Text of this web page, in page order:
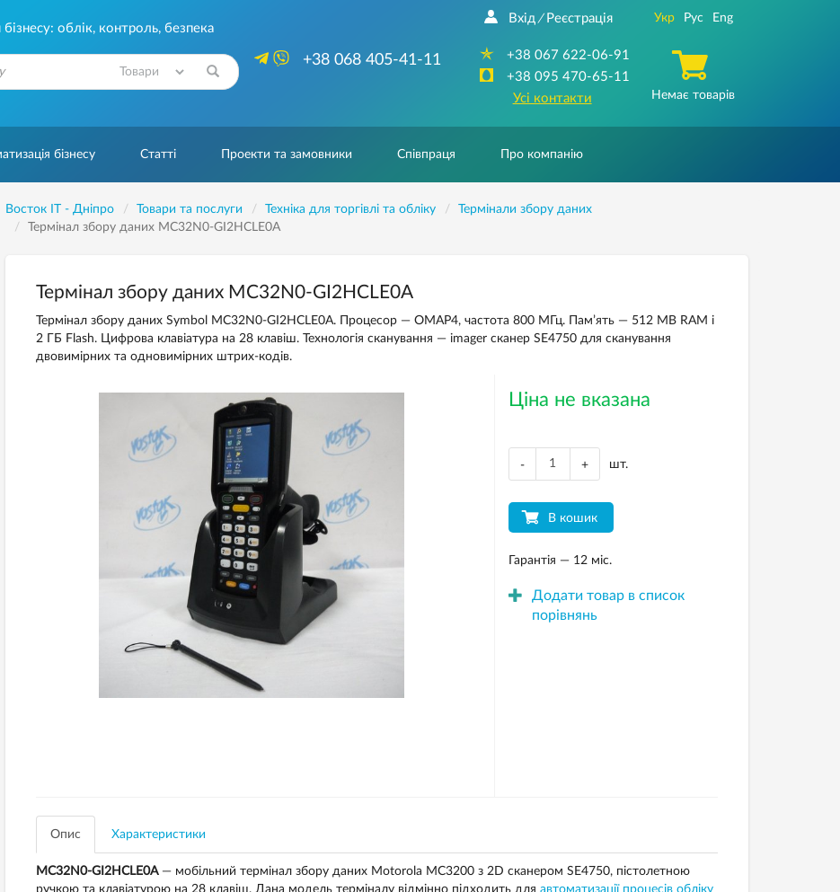
облік, контроль, безпека
+38 068 405-41-11
Вхід / Реєстрація
+38 067 622-06-91
+38 095 470-65-11
Усі контакти
Укр Рус Eng
Немає товарів
бізнесу Статті Проекти та замовники Співпраця Про компанію
Восток IT - Дніпро Товари та послуги Техніка для торгівлі та обліку
Термінали збору даних
Термінал збору даних MC32N0-GI2HCLE0A
Термінал збору даних MC32N0-GI2HCLE0A
Термінал збору даних Symbol MC32N0-GI2HCLE0A. Процесор — OMAP4, частота 800 МГц. Пам’ять — 512 MB RAM і
2 ГБ Flash. Цифрова клавіатура на 28 клавіш. Технологія сканування — imager сканер SE4750 для сканування
двовимірних та одновимірних штрих-кодів.
Ціна не вказана
- + шт.
В кошик
Гарантія — 12 міс.
Додати товар в список
порівнянь
Опис Характеристики
MC32N0-GI2HCLE0A— мобільний термінал збору даних Motorola MC3200 з 2D сканером SE4750, пістолетною
ручкою та клавіатурою на 28 клавіш. Дана модель терміналу відмінно підходить для автоматизації процесів обліку